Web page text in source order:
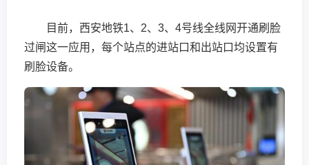
目前，西安地铁1、2、3、4号线全线网开通刷脸
过闸这一应用，每个站点的进站口和出站口均设置有
刷脸设备。